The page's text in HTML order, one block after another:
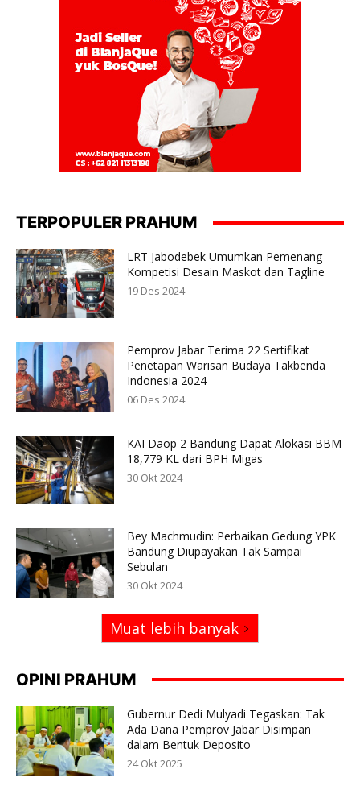
TERPOPULER PRAHUM
LRT Jabodebek Umumkan Pemenang
Kompetisi Desain Maskot dan Tagline
19 Des 2024
Pemprov Jabar Terima 22 Sertifikat
Penetapan Warisan Budaya Takbenda
Indonesia 2024
06 Des 2024
KAI Daop 2 Bandung Dapat Alokasi BBM
18,779 KL dari BPH Migas
30 Okt 2024
Bey Machmudin: Perbaikan Gedung YPK
Bandung Diupayakan Tak Sampai
Sebulan
30 Okt 2024
Muat lebih banyak
OPINI PRAHUM
Gubernur Dedi Mulyadi Tegaskan: Tak
Ada Dana Pemprov Jabar Disimpan
dalam Bentuk Deposito
24 Okt 2025